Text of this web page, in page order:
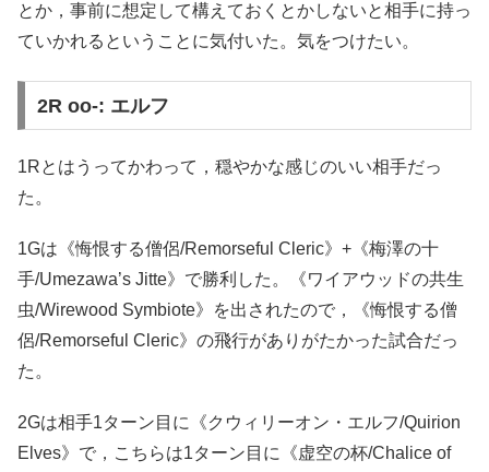
とか，事前に想定して構えておくとかしないと相手に持っ
ていかれるということに気付いた。気をつけたい。
2R oo-: エルフ
1Rとはうってかわって，穏やかな感じのいい相手だっ
た。
1Gは《悔恨する僧侶/Remorseful Cleric》+《梅澤の十
手/Umezawa’s Jitte》で勝利した。《ワイアウッドの共生
虫/Wirewood Symbiote》を出されたので，《悔恨する僧
侶/Remorseful Cleric》の飛行がありがたかった試合だっ
た。
2Gは相手1ターン目に《クウィリーオン・エルフ/Quirion
Elves》で，こちらは1ターン目に《虚空の杯/Chalice of